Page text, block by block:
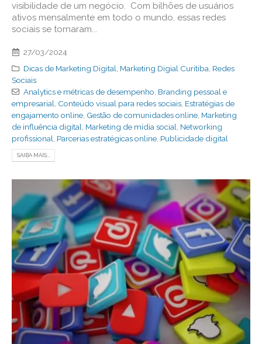
visibilidade de um negócio. Com bilhões de usuários
ativos mensalmente em todo o mundo, essas redes
sociais se tornaram...
27/03/2024
Dicas de Marketing Digital Marketing Digial Curitiba Redes
Sociais
Analytics e métricas de desempenho Branding pessoal e
empresarial Conteúdo visual para redes sociais Estratégias de
engajamento online Gestão de comunidades online Marketing
de influência digital Marketing de mídia social Networking
profissional Parcerias estratégicas online Publicidade digital
SAIBA MAIS...